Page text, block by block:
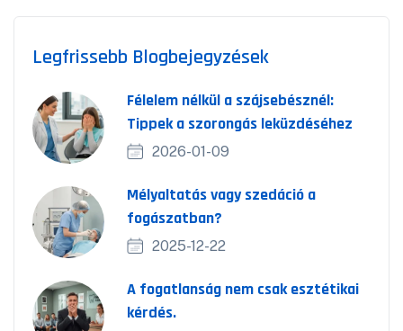
Legfrissebb Blogbejegyzések
Félelem nélkül a szájsebésznél:
Tippek a szorongás leküzdéséhez
2026-01-09
Mélyaltatás vagy szedáció a
fogászatban?
2025-12-22
A fogatlanság nem csak esztétikai
kérdés.